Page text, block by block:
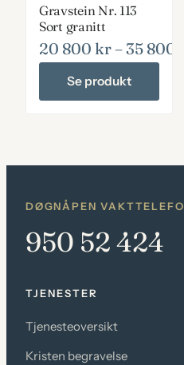
Gravstein Nr. 113
Sort granitt
20 800 kr–35 800
Se produkt
varianter.
Alternativene
kan
produktsiden
DØGNÅPEN
950 52 424
TJENESTER
Tjenesteoversikt
Kristen begravelse